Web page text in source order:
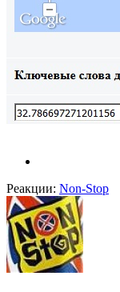
Реакции: Non-Stop